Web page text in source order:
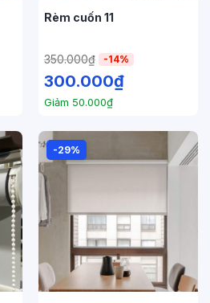
Rèm cuốn 11
350.000₫ -14%
300.000₫
Giảm 50.000₫
-29%